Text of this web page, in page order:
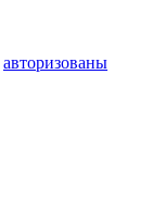
авторизованы